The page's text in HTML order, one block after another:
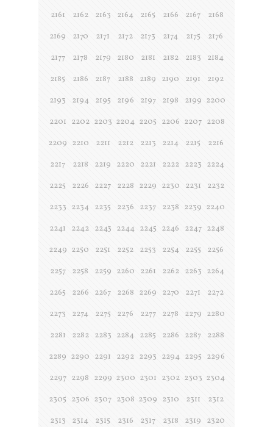
2161
2162 2163 2164 2165 2166 2167
2168
2169
2170 2171 2172 2173 2174 2175
2176
2177
2178 2179 2180 2181 2182 2183
2184
2185
2186 2187 2188 2189 2190 2191
2192
2193
2194 2195 2196 2197 2198 2199 2200
2201 2202 2203 2204 2205 2206 2207 2208
2209 2210 2211 2212 2213 2214 2215
2216
2217
2218 2219 2220 2221 2222 2223 2224
2225
2226 2227 2228 2229 2230 2231
2232
2233 2234 2235 2236 2237 2238 2239 2240
2241
2242 2243 2244 2245 2246 2247 2248
2249 2250 2251 2252 2253 2254 2255
2256
2257
2258 2259 2260 2261 2262 2263 2264
2265
2266 2267 2268 2269 2270 2271
2272
2273
2274 2275 2276 2277 2278 2279 2280
2281
2282 2283 2284 2285 2286 2287
2288
2289 2290 2291 2292 2293 2294 2295 2296
2297 2298 2299 2300 2301 2302 2303 2304
2305 2306 2307 2308 2309 2310 2311
2312
2313
2314 2315 2316 2317 2318 2319
2320